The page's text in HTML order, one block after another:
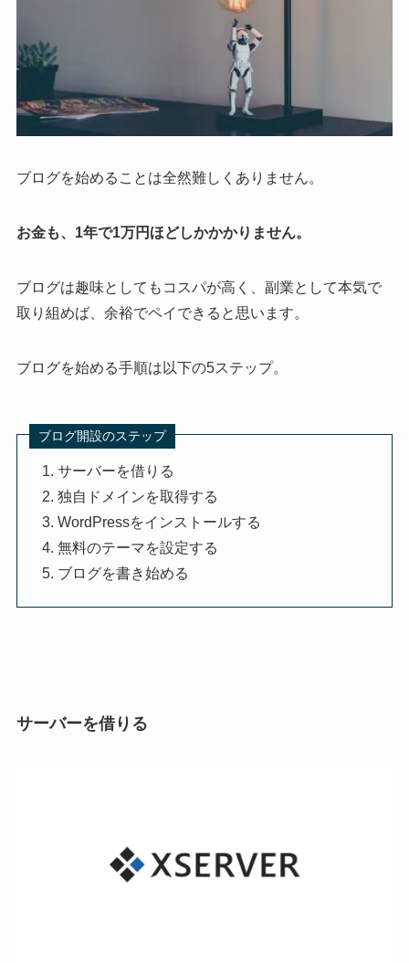
ブログを始めることは全然難しくありません。
お金も、1年で1万円ほどしかかかりません。
ブログは趣味としてもコスパが高く、副業として本気で
取り組めば、余裕でペイできると思います。
ブログを始める手順は以下の5ステップ。
ブログ開設のステップ
サーバーを借りる
独自ドメインを取得する
WordPressをインストールする
無料のテーマを設定する
ブログを書き始める
サーバーを借りる